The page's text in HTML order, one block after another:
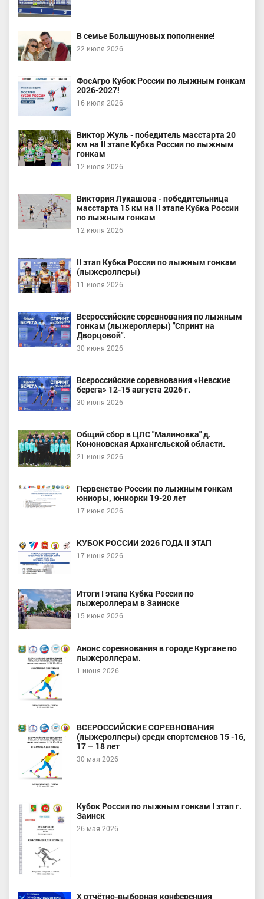
В семье Большуновых пополнение!
22 июля 2026
ФосАгро Кубок России по лыжным гонкам
2026-2027!
16 июля 2026
Виктор Жуль - победитель масстарта 20
км на II этапе Кубка России по лыжным
гонкам
12 июля 2026
Виктория Лукашова - победительница
масстарта 15 км на II этапе Кубка России
по лыжным гонкам
12 июля 2026
II этап Кубка России по лыжным гонкам
(лыжероллеры)
11 июля 2026
Всероссийские соревнования по лыжным
гонкам (лыжероллеры) "Спринт на
Дворцовой".
30 июня 2026
Всероссийские соревнования «Невские
берега» 12-15 августа 2026 г.
30 июня 2026
Общий сбор в ЦЛС "Малиновка" д.
Кононовская Архангельской области.
21 июня 2026
Первенство России по лыжным гонкам
юниоры, юниорки 19-20 лет
17 июня 2026
КУБОК РОССИИ 2026 ГОДА II ЭТАП
17 июня 2026
Итоги I этапа Кубка России по
лыжероллерам в Заинске
15 июня 2026
Анонс соревнования в городе Кургане по
лыжероллерам.
1 июня 2026
ВСЕРОССИЙСКИЕ СОРЕВНОВАНИЯ
(лыжероллеры) среди спортсменов 15 -16,
17 – 18 лет
30 мая 2026
Кубок России по лыжным гонкам I этап г.
Заинск
26 мая 2026
X отчётно-выборная конференция